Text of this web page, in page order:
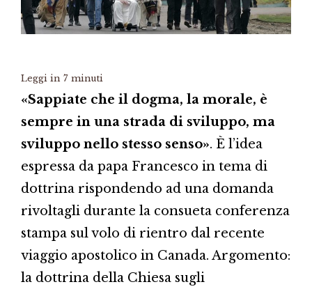
Leggi in 7 minuti
«Sappiate che il dogma, la morale, è
sempre in una strada di sviluppo, ma
sviluppo nello stesso senso». È l’idea
espressa da papa Francesco in tema di
dottrina rispondendo ad una domanda
rivoltagli durante la consueta conferenza
stampa sul volo di rientro dal recente
viaggio apostolico in Canada. Argomento:
la dottrina della Chiesa sugli